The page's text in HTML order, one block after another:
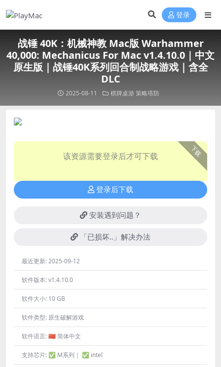
登录
战锤 40K：机械神教 Mac版 Warhammer
40,000: Mechanicus For Mac v1.4.10.0｜中文
原生版｜战锤40K系列回合制战略游戏｜含全
DLC
2025-08-11 棋牌桌游策略塔防
下载
该资源需要登录后才可下载
登录后下载
安装遇到问题？
「已损坏..」解决办法
最近更新:2025-09-12
软件版本:v1.4.10.0
软件大小: 10 GB
软件类型: 原生破解游戏
软件语言:🇨🇳 简体中文
支持芯片: ✅ M系列｜ ✅ intel